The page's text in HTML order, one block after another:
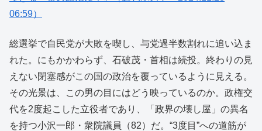
06:59）
総選挙で自民党が大敗を喫し、与党過半数割れに追い込ま
れた。にもかかわらず、石破茂・首相は続投。終わりの見
えない閉塞感がこの国の政治を覆っているように見える。
その光景は、この男の目にはどう映っているのか。政権交
代を2度起こした立役者であり、「政界の壊し屋」の異名
を持つ小沢一郎・衆院議員（82）だ。“3度目”への道筋が